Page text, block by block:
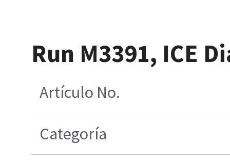
Run M3391, ICE
Artículo No.
Categoría